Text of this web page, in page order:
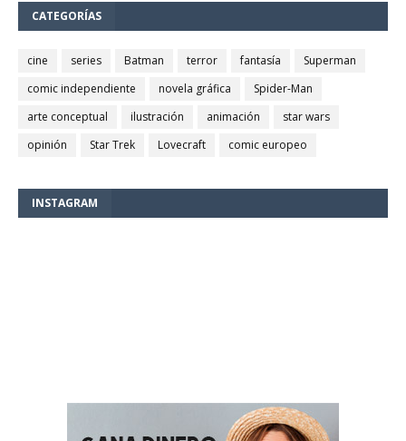
CATEGORÍAS
cine series Batman terror fantasía
Superman
comic independiente
novela gráfica
Spider-Man
arte conceptual
ilustración animación
star wars
opinión
Star Trek Lovecraft comic europeo
INSTAGRAM